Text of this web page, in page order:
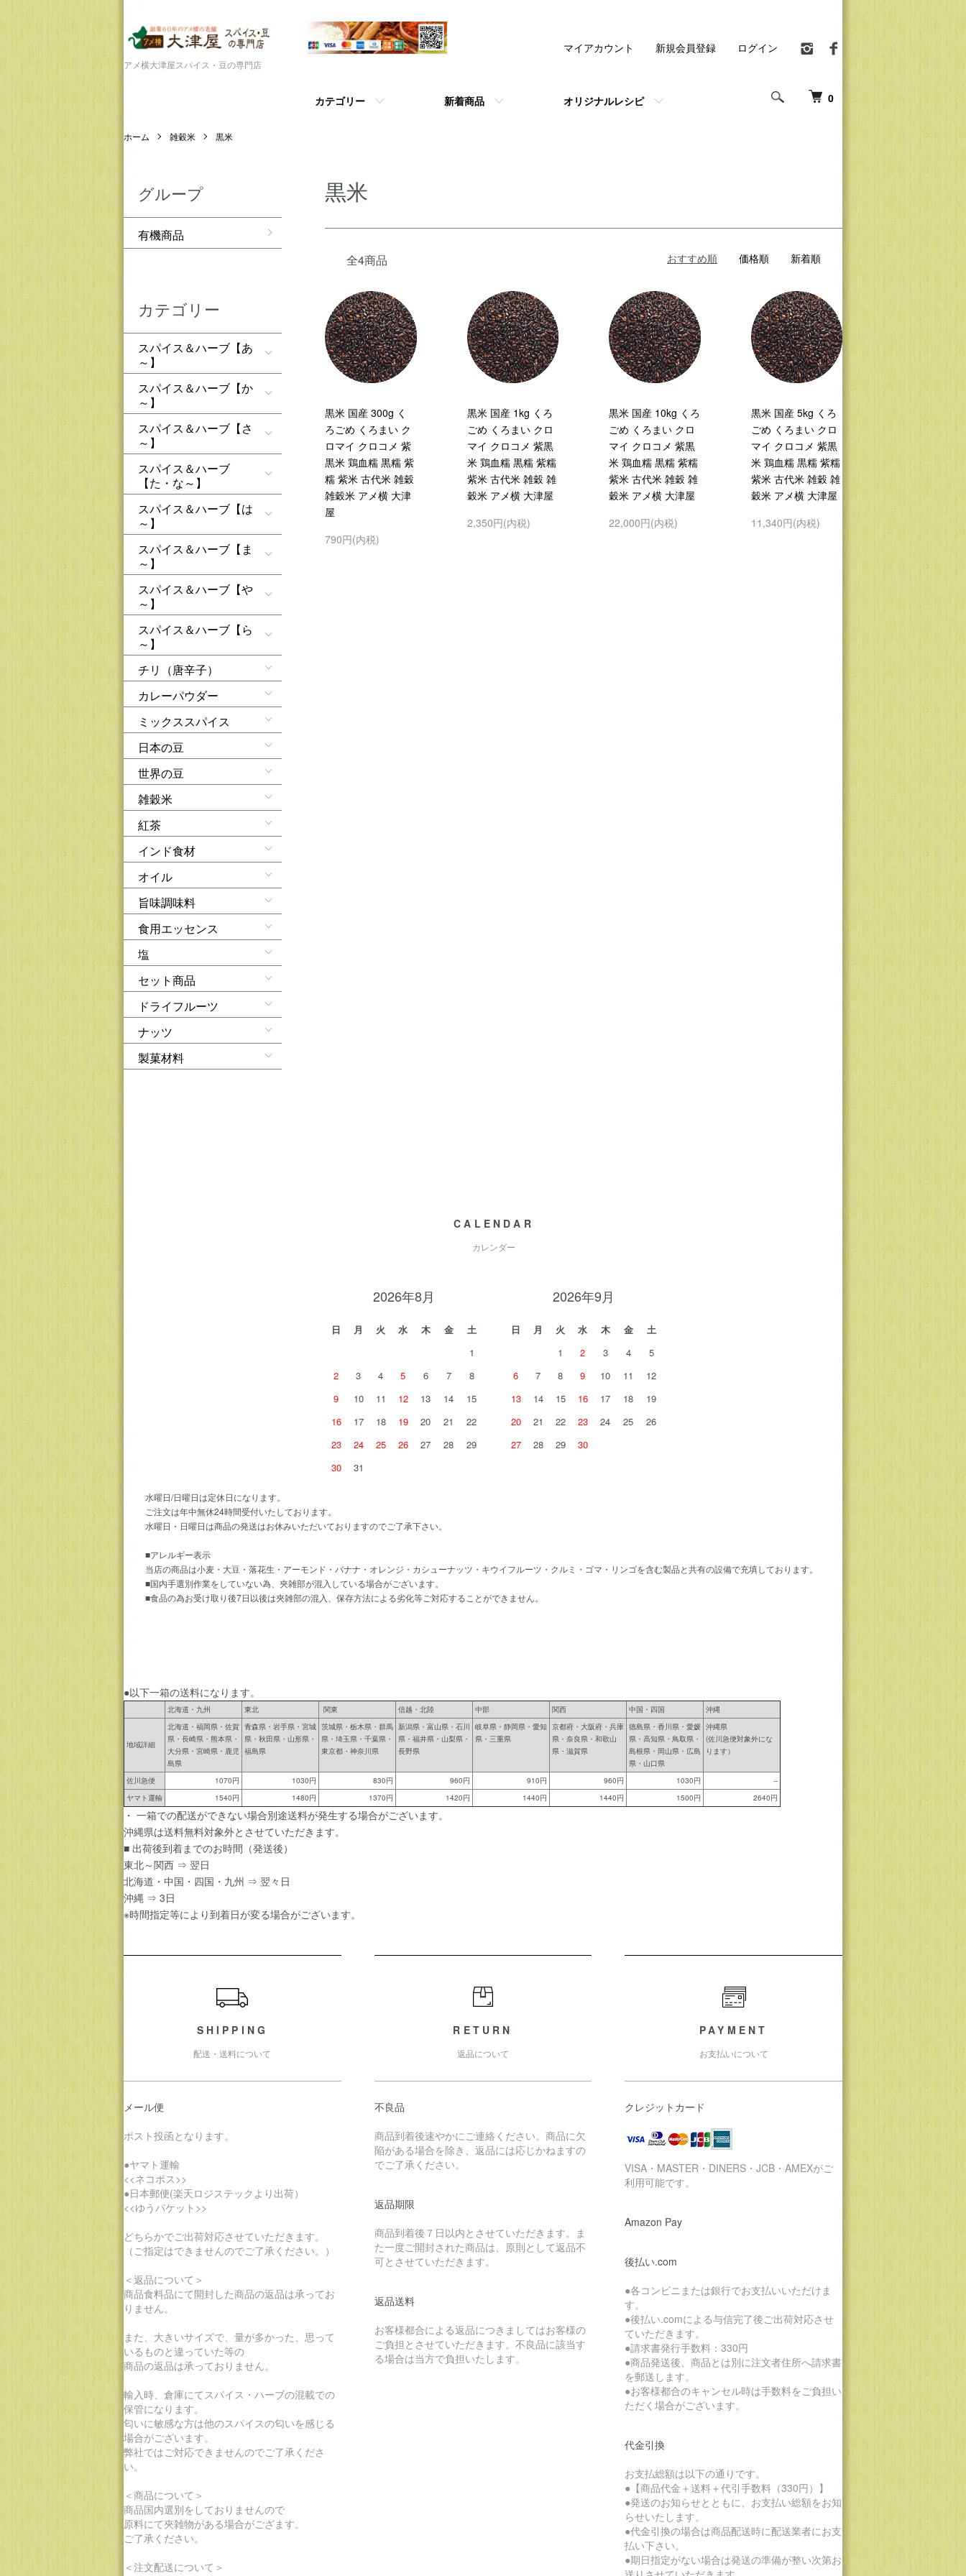
アメ横大津屋スパイス・豆の専門店
0
カテゴリー 新着商品 オリジナルレシピ
マイアカウント 新規会員登録 ログイン
ホーム 雑穀米 黒米
黒米
全4商品 おすすめ順 価格順 新着順
黒米 国産 300g く
ろごめ くろまい ク
ロマイ クロコメ 紫
黒米 鶏血糯 黒糯 紫
糯 紫米 古代米 雑穀
雑穀米 アメ横 大津
屋
790円(内税)
黒米 国産 1kg くろ
ごめ くろまい クロ
マイ クロコメ 紫黒
米 鶏血糯 黒糯 紫糯
紫米 古代米 雑穀 雑
穀米 アメ横 大津屋
2,350円(内税)
黒米 国産 10kg くろ
ごめ くろまい クロ
マイ クロコメ 紫黒
米 鶏血糯 黒糯 紫糯
紫米 古代米 雑穀 雑
穀米 アメ横 大津屋
22,000円(内税)
黒米 国産 5kg くろ
ごめ くろまい クロ
マイ クロコメ 紫黒
米 鶏血糯 黒糯 紫糯
紫米 古代米 雑穀 雑
穀米 アメ横 大津屋
11,340円(内税)
グループ
有機商品
カテゴリー
スパイス＆ハーブ【あ
～】
スパイス＆ハーブ【か
～】
スパイス＆ハーブ【さ
～】
スパイス＆ハーブ
【た・な～】
スパイス＆ハーブ【は
～】
スパイス＆ハーブ【ま
～】
スパイス＆ハーブ【や
～】
スパイス＆ハーブ【ら
～】
チリ（唐辛子）
カレーパウダー
ミックススパイス
日本の豆
世界の豆
雑穀米
紅茶
インド食材
オイル
旨味調味料
食用エッセンス
塩
セット商品
ドライフルーツ
ナッツ
製菓材料
CALENDAR
カレンダー
2026年8月
日 月 火 水 木 金
土
1
2
3 4 5 6 7
8
9
10 11 12 13 14
15
16
17 18 19 20 21
22
23
24 25 26 27 28
29
30
31
2026年9月
日 月 火 水 木 金
土
1
2 3 4
5
6
7 8 9 10 11
12
13
14 15 16 17 18
19
20
21 22 23 24 25
26
27
28 29 30
水曜日/日曜日は定休日になります。
ご注文は年中無休24時間受付いたしております。
水曜日・日曜日は商品の発送はお休みいただいておりますのでご了承下さい。
■アレルギー表示
当店の商品は小麦・大豆・落花生・アーモンド・バナナ・オレンジ・カシューナッツ・キウイフルーツ・クルミ・ゴマ・リンゴを含む製品と共有の設備で充填しております。
■国内手選別作業をしていない為、夾雑部が混入している場合がございます。
■食品の為お受け取り後7日以後は夾雑部の混入、保存方法による劣化等ご対応することができません。
●以下一箱の送料になります。
北海道・九州 東北 関東 信越・北陸 中部 関西 中国・四国 沖縄
地域詳細
北海道・福岡県・佐賀
県・長崎県・熊本県・
大分県・宮崎県・鹿児
島県
青森県・岩手県・宮城
県・秋田県・山形県・
福島県
茨城県・栃木県・群馬
県・埼玉県・千葉県・
東京都・神奈川県
新潟県・富山県・石川
県・福井県・山梨県・
長野県
岐阜県・静岡県・愛知
県・三重県
京都府・大阪府・兵庫
県・奈良県・和歌山
県・滋賀県
徳島県・香川県・愛媛
県・高知県・鳥取県・
島根県・岡山県・広島
県・山口県
沖縄県
(佐川急便対象外にな
ります）
佐川急便 1070円 1030円 830円 960円 910円 960円 1030円
--
ヤマト運輸
1540円 1480円 1370円 1420円 1440円 1440円 1500円 2640円
・ 一箱での配送ができない場合別途送料が発生する場合がございます。
沖縄県は送料無料対象外とさせていただきます。
■ 出荷後到着までのお時間（発送後）
東北～関西 ⇒ 翌日
北海道・中国・四国・九州 ⇒ 翌々日
沖縄 ⇒ 3日
※時間指定等により到着日が変る場合がございます。
SHIPPING
配送・送料について
メール便
ポスト投函となります。
●ヤマト運輸
<<ネコポス>>
●日本郵便(楽天ロジステックより出荷）
<<ゆうパケット>>
どちらかでご出荷対応させていただきます。
（ご指定はできませんのでご了承ください。）
＜返品について＞
商品食料品にて開封した商品の返品は承ってお
りません。
また、大きいサイズで、量が多かった、思って
いるものと違っていた等の
商品の返品は承っておりません。
輸入時、倉庫にてスパイス・ハーブの混載での
保管になります。
匂いに敏感な方は他のスパイスの匂いを感じる
場合がございます。
弊社ではご対応できませんのでご了承くださ
い。
＜商品について＞
商品国内選別をしておりませんので
原料にて夾雑物がある場合がござます。
ご了承ください。
＜注文配送について＞
RETURN
返品について
不良品
商品到着後速やかにご連絡ください。商品に欠
陥がある場合を除き、返品には応じかねますの
でご了承ください。
返品期限
商品到着後７日以内とさせていただきます。ま
た一度ご開封された商品は、原則として返品不
可とさせていただきます。
返品送料
お客様都合による返品につきましてはお客様の
ご負担とさせていただきます。不良品に該当す
る場合は当方で負担いたします。
PAYMENT
お支払いについて
クレジットカード
VISA・MASTER・DINERS・JCB・AMEXがご
利用可能です。
Amazon Pay
後払い.com
●各コンビニまたは銀行でお支払いいただけま
す。
●後払い.comによる与信完了後ご出荷対応させ
ていただきます。
●請求書発行手数料：330円
●商品発送後、商品とは別に注文者住所へ請求書
を郵送します。
●お客様都合のキャンセル時は手数料をご負担い
ただく場合がございます。
代金引換
お支払総額は以下の通りです。
●【商品代金＋送料＋代引手数料（330円）】
●発送のお知らせとともに、お支払い総額をお知
らせいたします。
●代金引換の場合は商品配送時に配送業者にお支
払い下さい。
●期日指定がない場合は発送の準備が整い次第お